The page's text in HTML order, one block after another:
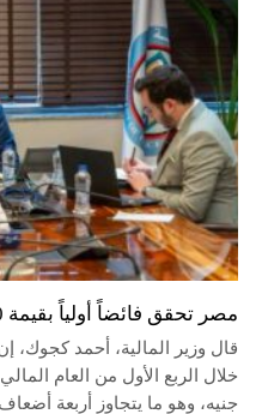
مصر تحقق فائضاً أولياً بقيمة 90 مليار جنيه في الربع الأول
قال وزير المالية، أحمد كجوك،
جنيه، وهو ما يتجاوز أربعة